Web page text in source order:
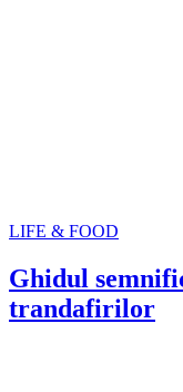
LIFE & FOOD
Ghidul
trandafirilor